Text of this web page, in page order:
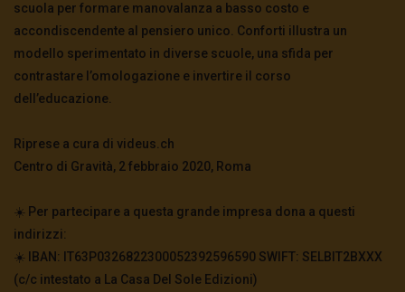
scuola per formare manovalanza a basso costo e
accondiscendente al pensiero unico. Conforti illustra un
modello sperimentato in diverse scuole, una sfida per
contrastare l’omologazione e invertire il corso
dell’educazione.
Riprese a cura di videus.ch
Centro di Gravità, 2 febbraio 2020, Roma
☀️ Per partecipare a questa grande impresa dona a questi
indirizzi:
☀️ IBAN: IT63P0326822300052392596590 SWIFT: SELBIT2BXXX
(c/c intestato a La Casa Del Sole Edizioni)